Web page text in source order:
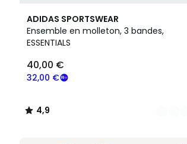
ADIDAS SPORTSWEAR
Ensemble en molleton, 3 bandes,
ESSENTIALS
32,00 €
40,00 €
4,9
/ 5
6
Couleurs
4,9
/